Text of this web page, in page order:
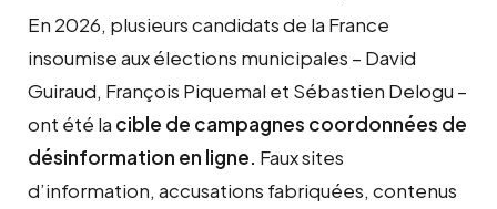
En 2026, plusieurs candidats de la France
insoumise aux élections municipales – David
Guiraud, François Piquemal et Sébastien Delogu –
ont été la cible de campagnes coordonnées de
désinformation en ligne. Faux sites
d’information, accusations fabriquées, contenus